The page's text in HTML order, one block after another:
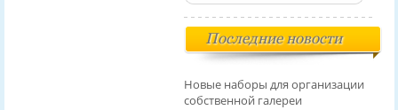
Последние новости
Новые наборы для организации
собственной галереи